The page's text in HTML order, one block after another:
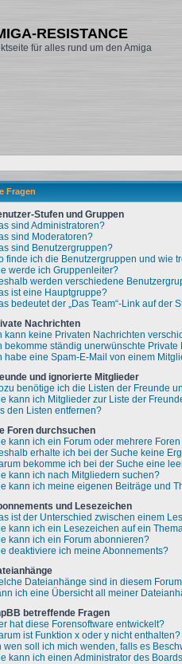
RESISTANCE
für alles rund um den Amiga
Fragen
Stufen und Gruppen
sind Administratoren?
sind Moderatoren?
sind Benutzergruppen?
finde ich die Benutzergruppen und wie
werde ich Gruppenleiter?
werden verschiedene
ist eine Hauptgruppe?
bedeutet der „Das Team“-Link auf der
Nachrichten
kann keine Privaten Nachrichten
bekomme ständig unerwünschte Private
habe eine Spam-E-Mail von einem
und ignorierte Mitglieder
benötige ich die Listen der Freunde
kann ich Mitglieder zur Liste der
den Listen entfernen?
Foren durchsuchen
kann ich ein Forum oder mehrere
erhalte ich bei der Suche keine
bekomme ich bei der Suche eine
kann ich nach Mitgliedern suchen?
kann ich meine eigenen Beiträge und
und Lesezeichen
ist der Unterschied zwischen einem
kann ich ein Lesezeichen auf ein
kann ich ein Forum abonnieren?
deaktiviere ich meine Abonnements?
Dateianhänge sind in diesem
ich eine Übersicht all meiner
betreffende Fragen
hat diese Forensoftware entwickelt?
ist Funktion x oder y nicht enthalten?
wen soll ich mich wenden, falls es
kann ich einen Administrator des